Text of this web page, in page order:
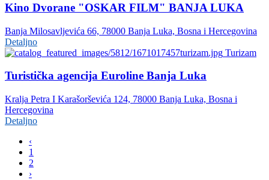
Kino Dvorane "OSKAR FILM" BANJA LUKA
Banja Milosavljevića 66, 78000 Banja Luka, Bosna i Hercegovina
Detaljno
Turizam
Turistička agencija Euroline Banja Luka
Kralja Petra I Karašorševića 124, 78000 Banja Luka, Bosna i
Hercegovina
Detaljno
‹
1
2
›